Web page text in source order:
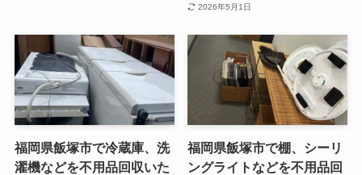
2026年5月1日
福岡県飯塚市で冷蔵庫、洗
濯機などを不用品回収いた
福岡県飯塚市で棚、シーリ
ングライトなどを不用品回